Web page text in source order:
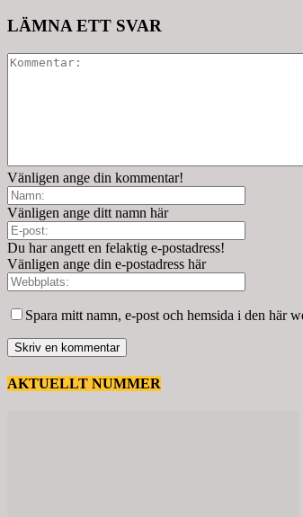
LÄMNA ETT SVAR
Vänligen ange din kommentar!
Vänligen ange ditt namn här
Du har angett en felaktig e-postadress!
Vänligen ange din e-postadress här
Spara mitt namn, e-post och hemsida i den här
AKTUELLT NUMMER